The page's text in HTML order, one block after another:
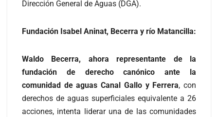
Dirección General de Aguas (DGA).
Fundación Isabel Aninat, Becerra y río Matancilla:
Waldo Becerra, ahora representante de la
fundación de derecho canónico ante la
comunidad de aguas Canal Gallo y Ferrera, con
derechos de aguas superficiales equivalente a 26
acciones, intenta liderar una de las comunidades